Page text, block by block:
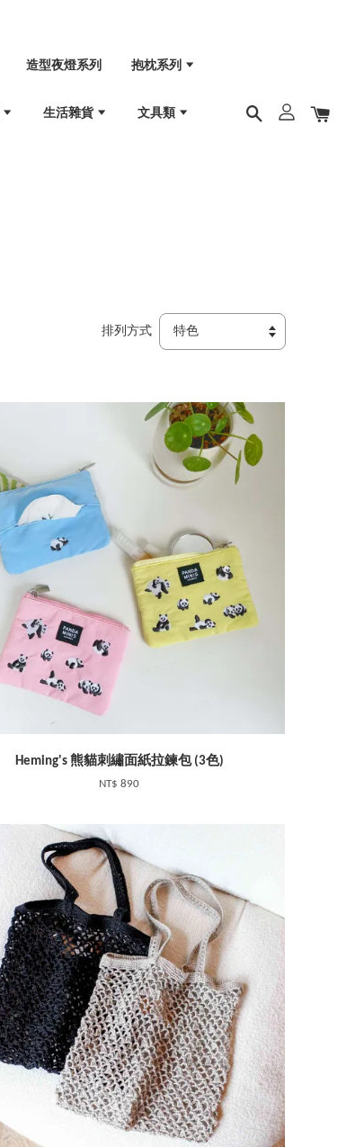
造型夜燈系列 抱枕系列
生活雜貨 文具類
排列方式
Heming's 熊貓刺繡面紙拉鍊包 (3色)
NT$ 890